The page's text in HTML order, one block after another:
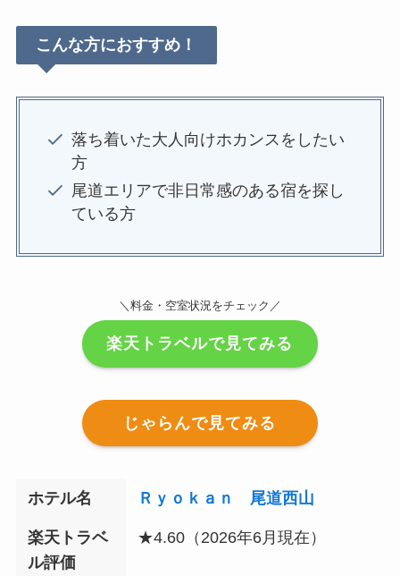
こんな方におすすめ！
落ち着いた大人向けホカンスをしたい
方
尾道エリアで非日常感のある宿を探し
ている方
＼料金・空室状況をチェック／
楽天トラベルで見てみる
じゃらんで見てみる
ホテル名 Ｒｙｏｋａｎ 尾道西山
楽天トラベ
ル評価
★4.60（2026年6月現在）